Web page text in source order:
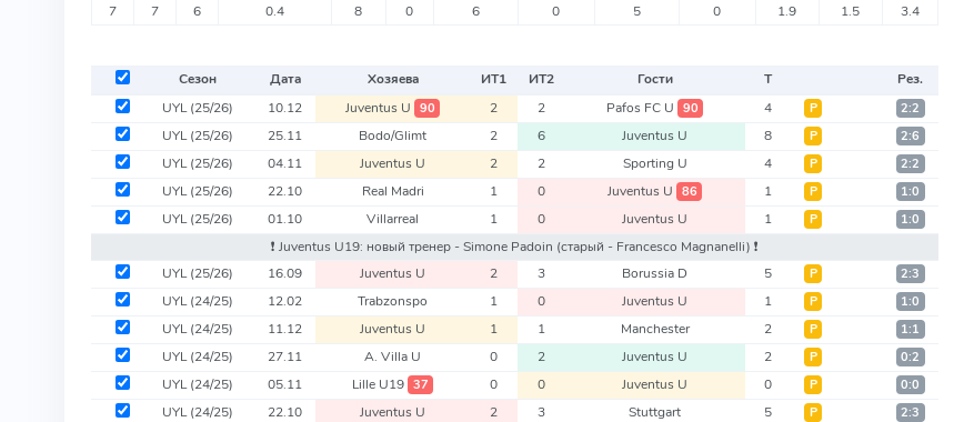
7 7 6 0.4 8 0 6 0 5 0 1.9 1.5 3.4
Сезон Дата Хозяева ИТ1 ИТ2 Гости Т
Рез.
UYL(25/26) 10.12 Juventus U 90 2 2 Pafos FC U 90 4 Р 2:2
UYL(25/26) 25.11 Bodo/Glimt 2 6 Juventus U 8 Р 2:6
UYL(25/26) 04.11 Juventus U 2 2 Sporting U 4 Р 2:2
UYL(25/26) 22.10 Real Madri 1 0 Juventus U 86 1 Р 1:0
UYL(25/26) 01.10 Villarreal 1 0 Juventus U 1 Р 1:0
❗️ Juventus U19: новый тренер - Simone Padoin (старый - Francesco Magnanelli) ❗️
UYL(25/26) 16.09 Juventus U 2 3 Borussia D 5 Р 2:3
UYL(24/25) 12.02 Trabzonspo 1 0 Juventus U 1 Р 1:0
UYL(24/25) 11.12 Juventus U 1 1 Manchester 2 Р 1:1
UYL(24/25) 27.11 A. Villa U 0 2 Juventus U 2 Р 0:2
UYL(24/25) 05.11 Lille U19 37 0 0 Juventus U 0 Р 0:0
UYL(24/25) 22.10 Juventus U 2 3 Stuttgart 5 Р 2:3